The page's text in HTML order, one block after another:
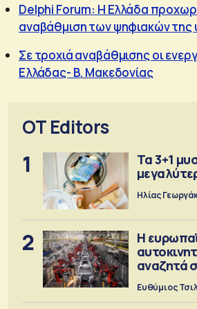
Delphi Forum: Η Ελλάδα
αναβάθμιση των ψηφιακών της
Σε τροχιά αναβάθμισης οι
Ελλάδας- Β. Μακεδονίας
OT Editors
1
Τα 3+1
Ηλίας
2
Η
αναζητά
Κίνα
Ευθύμιος